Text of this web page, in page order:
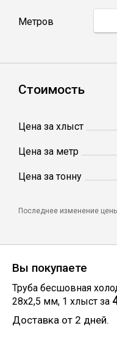
Профлист
Столбы
Сетка
Скобо-
Остальное
Метров
Стоимость
Цена за хлыст
Цена за метр
Цена за тонну
Последнее изменение
Вы покупаете
Труба бесшовная
28х2,5 мм, 1 хлыст за
Доставка от 2 дней.